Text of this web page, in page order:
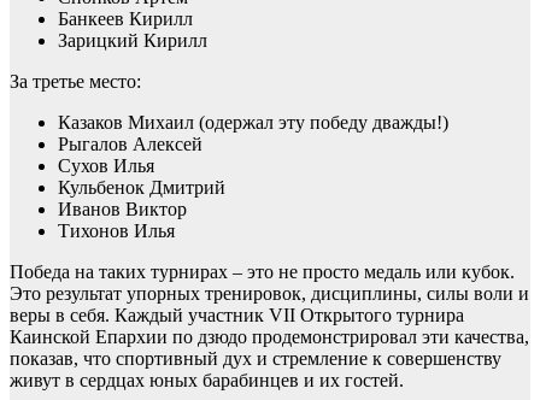
Банкеев Кирилл
Зарицкий Кирилл
За третье место:
Казаков Михаил (одержал эту победу дважды!)
Рыгалов Алексей
Сухов Илья
Кульбенок Дмитрий
Иванов Виктор
Тихонов Илья
Победа на таких турнирах – это не просто медаль или кубок.
Это результат упорных тренировок, дисциплины, силы воли и
веры в себя. Каждый участник VII Открытого турнира
Каинской Епархии по дзюдо продемонстрировал эти качества,
показав, что спортивный дух и стремление к совершенству
живут в сердцах юных барабинцев и их гостей.